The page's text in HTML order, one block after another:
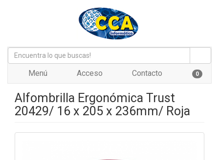
Menú Acceso Contacto 0
Alfombrilla Ergonómica Trust
20429/ 16 x 205 x 236mm/ Roja